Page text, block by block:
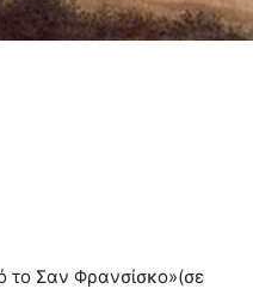
το Σαν Φρανσίσκο»(σε